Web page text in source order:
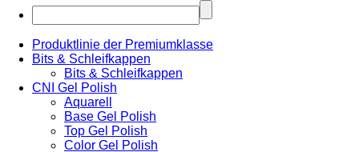
Produktlinie der Premiumklasse
Bits & Schleifkappen
Bits & Schleifkappen
CNI Gel Polish
Aquarell
Base Gel Polish
Top Gel Polish
Color Gel Polish